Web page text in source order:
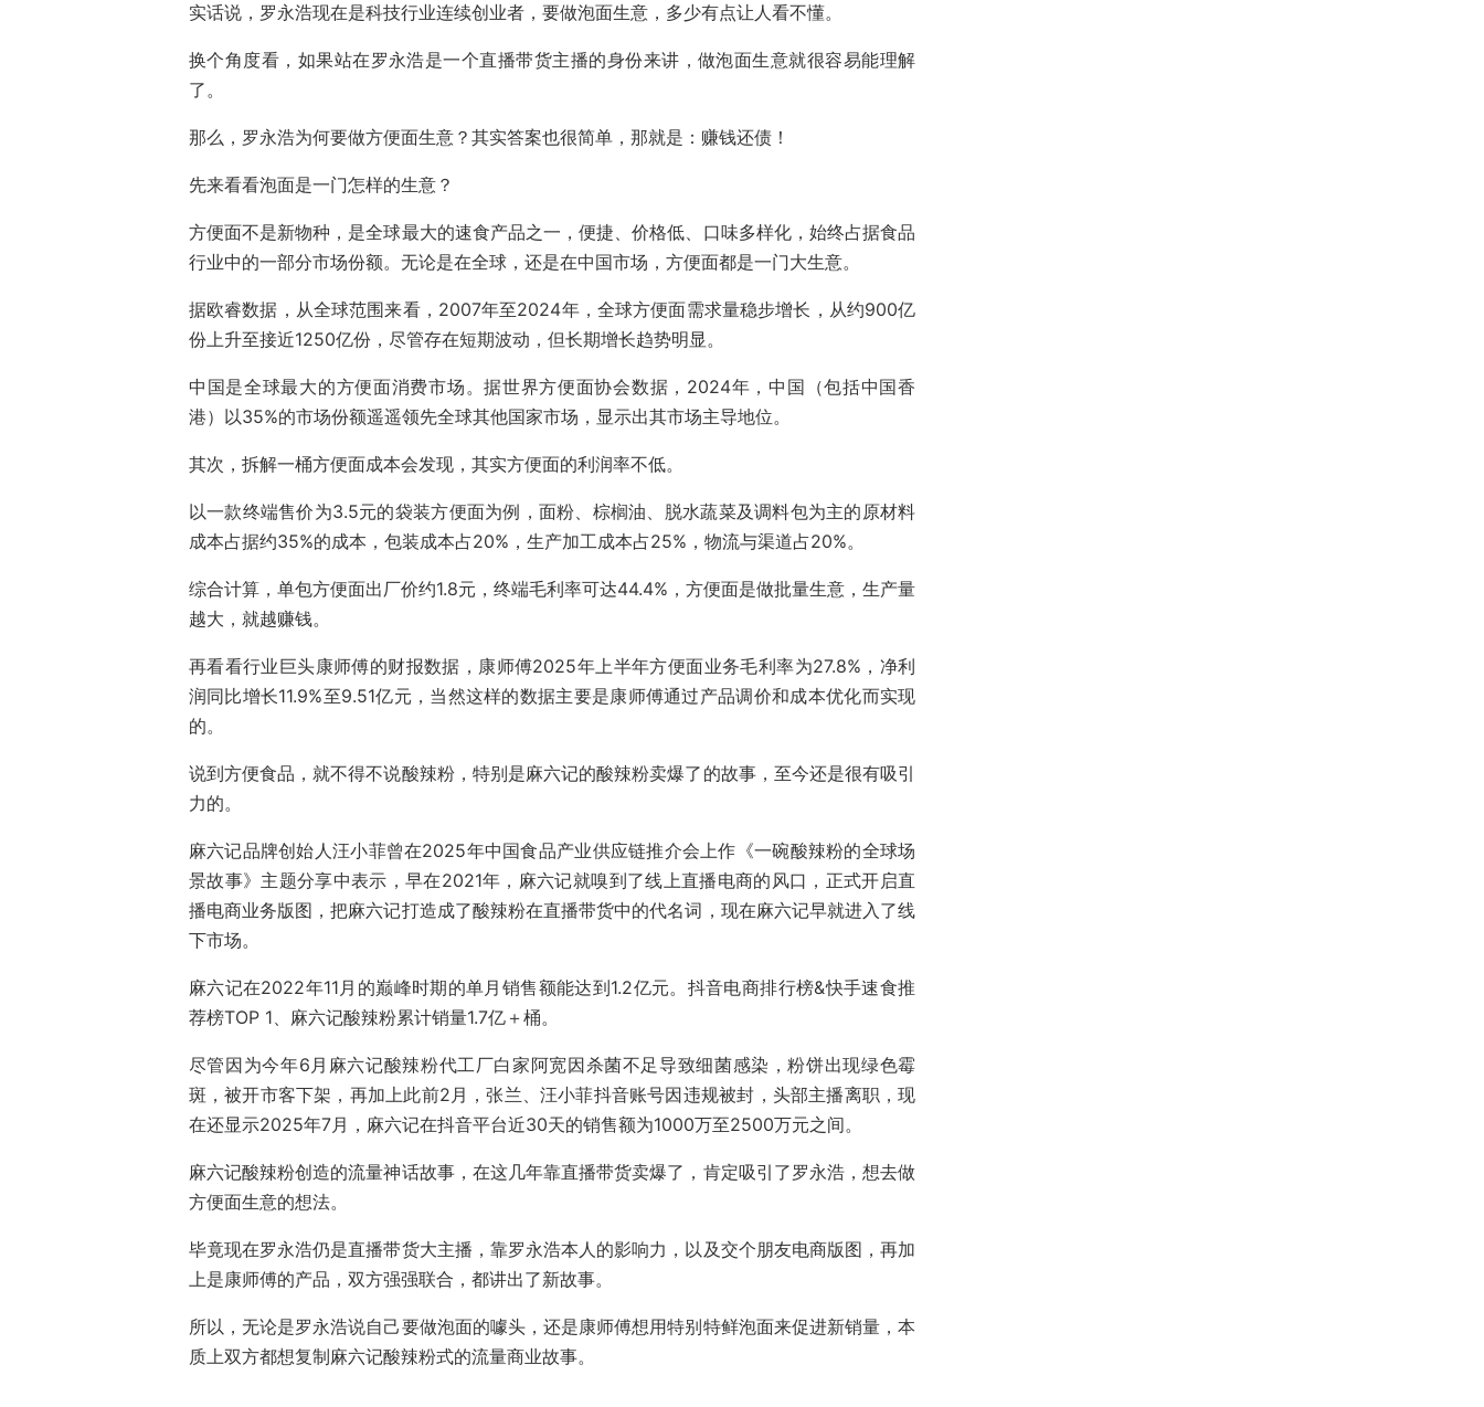
实话说，罗永浩现在是科技行业连续创业者，要做泡面生意，多少有点让人看不懂。
换个角度看，如果站在罗永浩是一个直播带货主播的身份来讲，做泡面生意就很容易能理解
了。
那么，罗永浩为何要做方便面生意？其实答案也很简单，那就是：赚钱还债！
先来看看泡面是一门怎样的生意？
方便面不是新物种，是全球最大的速食产品之一，便捷、价格低、口味多样化，始终占据食品
行业中的一部分市场份额。无论是在全球，还是在中国市场，方便面都是一门大生意。
据欧睿数据，从全球范围来看，2007年至2024年，全球方便面需求量稳步增长，从约900亿
份上升至接近1250亿份，尽管存在短期波动，但长期增长趋势明显。
中国是全球最大的方便面消费市场。据世界方便面协会数据，2024年，中国（包括中国香
港）以35%的市场份额遥遥领先全球其他国家市场，显示出其市场主导地位。
其次，拆解一桶方便面成本会发现，其实方便面的利润率不低。
以一款终端售价为3.5元的袋装方便面为例，面粉、棕榈油、脱水蔬菜及调料包为主的原材料
成本占据约35%的成本，包装成本占20%，生产加工成本占25%，物流与渠道占20%。
综合计算，单包方便面出厂价约1.8元，终端毛利率可达44.4%，方便面是做批量生意，生产量
越大，就越赚钱。
再看看行业巨头康师傅的财报数据，康师傅2025年上半年方便面业务毛利率为27.8%，净利
润同比增长11.9%至9.51亿元，当然这样的数据主要是康师傅通过产品调价和成本优化而实现
的。
说到方便食品，就不得不说酸辣粉，特别是麻六记的酸辣粉卖爆了的故事，至今还是很有吸引
力的。
麻六记品牌创始人汪小菲曾在2025年中国食品产业供应链推介会上作《一碗酸辣粉的全球场
景故事》主题分享中表示，早在2021年，麻六记就嗅到了线上直播电商的风口，正式开启直
播电商业务版图，把麻六记打造成了酸辣粉在直播带货中的代名词，现在麻六记早就进入了线
下市场。
麻六记在2022年11月的巅峰时期的单月销售额能达到1.2亿元。抖音电商排行榜&快手速食推
荐榜TOP 1、麻六记酸辣粉累计销量1.7亿＋桶。
尽管因为今年6月麻六记酸辣粉代工厂白家阿宽因杀菌不足导致细菌感染，粉饼出现绿色霉
斑，被开市客下架，再加上此前2月，张兰、汪小菲抖音账号因违规被封，头部主播离职，现
在还显示2025年7月，麻六记在抖音平台近30天的销售额为1000万至2500万元之间。
麻六记酸辣粉创造的流量神话故事，在这几年靠直播带货卖爆了，肯定吸引了罗永浩，想去做
方便面生意的想法。
毕竟现在罗永浩仍是直播带货大主播，靠罗永浩本人的影响力，以及交个朋友电商版图，再加
上是康师傅的产品，双方强强联合，都讲出了新故事。
所以，无论是罗永浩说自己要做泡面的噱头，还是康师傅想用特别特鲜泡面来促进新销量，本
质上双方都想复制麻六记酸辣粉式的流量商业故事。